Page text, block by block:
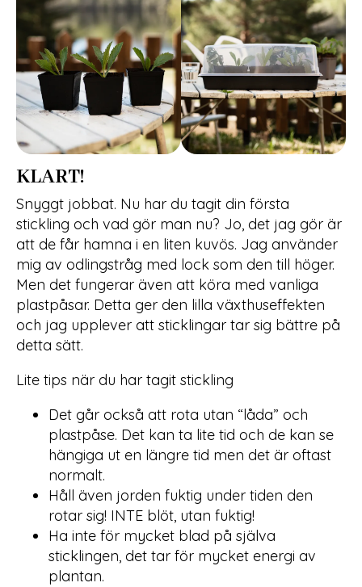
KLART!
Snyggt jobbat. Nu har du tagit din första
stickling och vad gör man nu? Jo, det jag gör är
att de får hamna i en liten kuvös. Jag använder
mig av odlingstråg med lock som den till höger.
Men det fungerar även att köra med vanliga
plastpåsar. Detta ger den lilla växthuseffekten
och jag upplever att sticklingar tar sig bättre på
detta sätt.
Lite tips när du har tagit stickling
Det går också att rota utan “låda” och
plastpåse. Det kan ta lite tid och de kan se
hängiga ut en längre tid men det är oftast
normalt.
Håll även jorden fuktig under tiden den
rotar sig! INTE blöt, utan fuktig!
Ha inte för mycket blad på själva
sticklingen, det tar för mycket energi av
plantan.